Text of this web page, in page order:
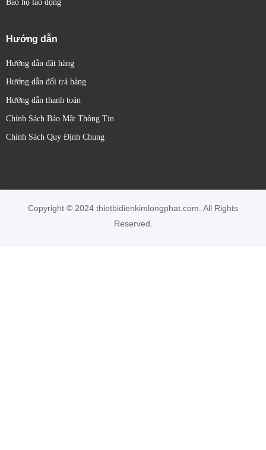
Bảo hộ lao động
Hướng dẫn
Hướng dẫn đặt hàng
Hướng dẫn đổi trả hàng
Hướng dẫn thanh toán
Chính Sách Bảo Mật Thông Tin
Chính Sách Quy Định Chung
Copyright © 2024 thietbidienkimlongphat.com. All Rights
Reserved.